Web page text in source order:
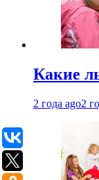
Какие
2 года ago2